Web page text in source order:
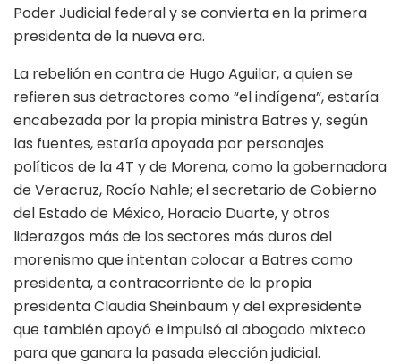
Poder Judicial federal y se convierta en la primera
presidenta de la nueva era.
La rebelión en contra de Hugo Aguilar, a quien se
refieren sus detractores como “el indígena”, estaría
encabezada por la propia ministra Batres y, según
las fuentes, estaría apoyada por personajes
políticos de la 4T y de Morena, como la gobernadora
de Veracruz, Rocío Nahle; el secretario de Gobierno
del Estado de México, Horacio Duarte, y otros
liderazgos más de los sectores más duros del
morenismo que intentan colocar a Batres como
presidenta, a contracorriente de la propia
presidenta Claudia Sheinbaum y del expresidente
que también apoyó e impulsó al abogado mixteco
para que ganara la pasada elección judicial.